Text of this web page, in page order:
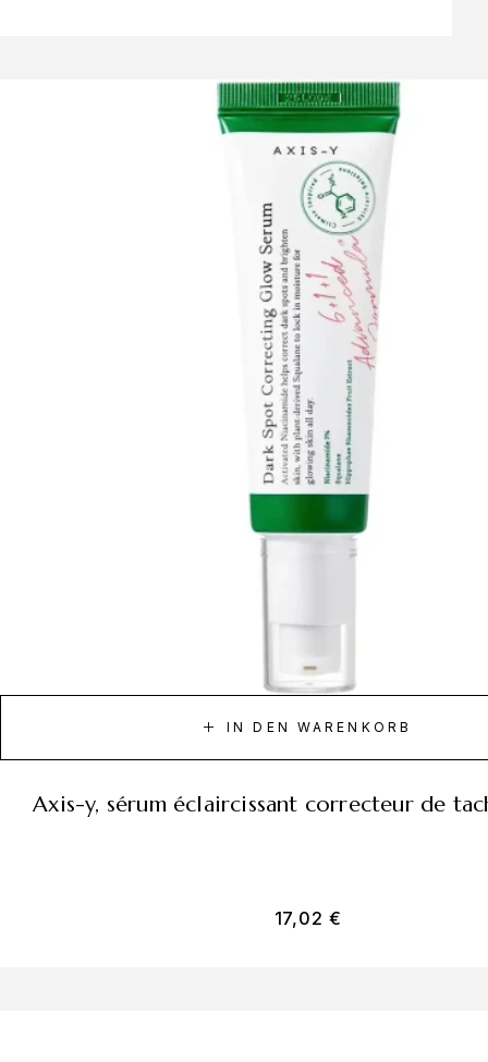
IN DEN WARENKORB
axis-y, sérum éclaircissant correcteur de
17,02 €